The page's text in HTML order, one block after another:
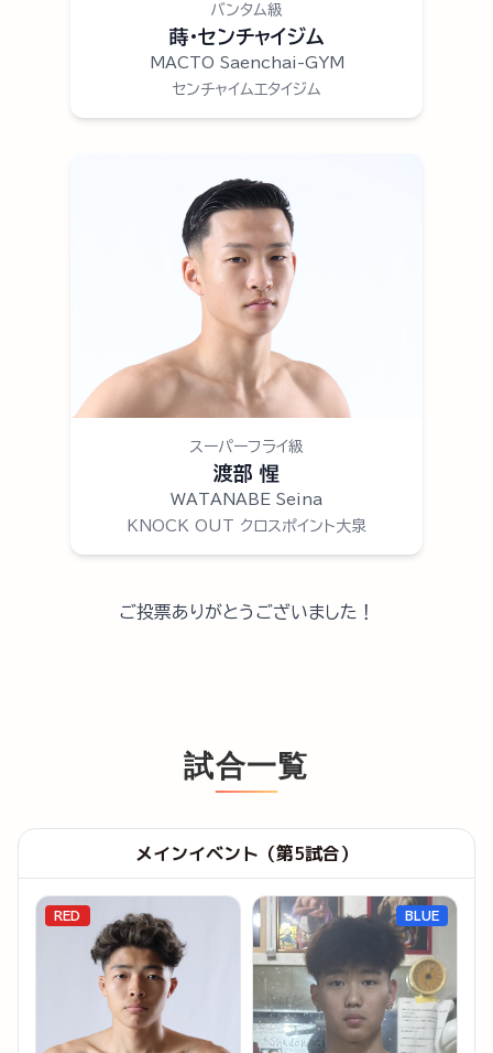
バンタム級
蒔・センチャイジム
MACTO Saenchai-GYM
センチャイムエタイジム
スーパーフライ級
渡部 惺
WATANABE Seina
KNOCK OUT クロスポイント大泉
ご投票ありがとうございました！
試合一覧
メインイベント（第5試合）
RED BLUE